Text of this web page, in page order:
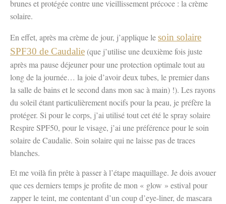
brunes et protégée contre une vieillissement précoce : la crème
solaire.
En effet, après ma crème de jour, j’applique lesoin solaire
SPF30 de Caudalie (que j’utilise une deuxième fois juste
après ma pause déjeuner pour une protection optimale tout au
long de la journée… la joie d’avoir deux tubes, le premier dans
la salle de bains et le second dans mon sac à main) !). Les rayons
du soleil étant particulièrement nocifs pour la peau, je préfère la
protéger. Si pour le corps, j’ai utilisé tout cet été le spray solaire
Respire SPF50, pour le visage, j’ai une préférence pour le soin
solaire de Caudalie. Soin solaire qui ne laisse pas de traces
blanches.
Et me voilà fin prête à passer à l’étape maquillage. Je dois avouer
que ces derniers temps je profite de mon « glow » estival pour
zapper le teint, me contentant d’un coup d’eye-liner, de mascara